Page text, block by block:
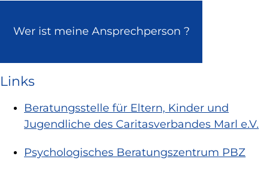
Wer ist meine Ansprechperson ?
Links
Beratungsstelle für Eltern, Kinder und
Jugendliche des Caritasverbandes Marl e.V.
Psychologisches Beratungszentrum PBZ